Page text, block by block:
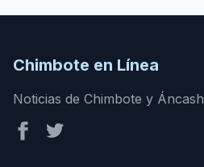
Chimbote en Línea
Noticias de Chimbote y Áncash